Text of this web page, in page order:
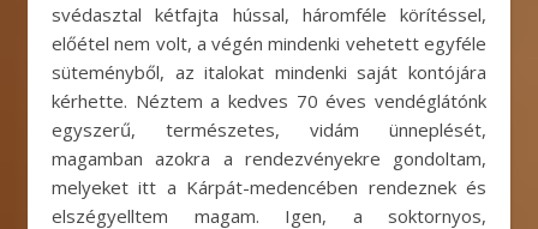
svédasztal kétfajta hússal, háromféle körítéssel,
előétel nem volt, a végén mindenki vehetett egyféle
süteményből, az italokat mindenki saját kontójára
kérhette. Néztem a kedves 70 éves vendéglátónk
egyszerű, természetes, vidám ünneplését,
magamban azokra a rendezvényekre gondoltam,
melyeket itt a Kárpát-medencében rendeznek és
elszégyelltem magam. Igen, a soktornyos,